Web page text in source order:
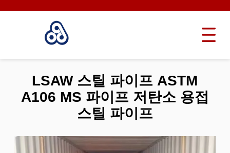
LSAW 스틸 파이프 ASTM
A106 MS 파이프 저탄소 용접
스틸 파이프